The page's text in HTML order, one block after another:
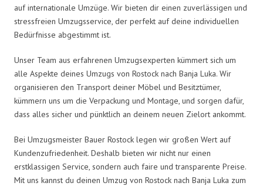
auf internationale Umzüge. Wir bieten dir einen zuverlässigen und
stressfreien Umzugsservice, der perfekt auf deine individuellen
Bedürfnisse abgestimmt ist.
Unser Team aus erfahrenen Umzugsexperten kümmert sich um
alle Aspekte deines Umzugs von Rostock nach Banja Luka. Wir
organisieren den Transport deiner Möbel und Besitztümer,
kümmern uns um die Verpackung und Montage, und sorgen dafür,
dass alles sicher und pünktlich an deinem neuen Zielort ankommt.
Bei Umzugsmeister Bauer Rostock legen wir großen Wert auf
Kundenzufriedenheit. Deshalb bieten wir nicht nur einen
erstklassigen Service, sondern auch faire und transparente Preise.
Mit uns kannst du deinen Umzug von Rostock nach Banja Luka zum